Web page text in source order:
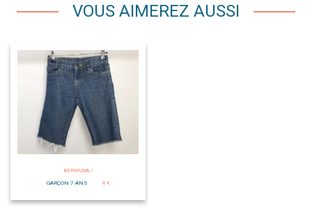
VOUS AIMEREZ AUSSI
BERMUDA /
GARÇON 7 ANS
4 €